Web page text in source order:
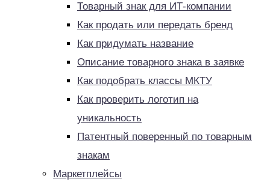
Товарный знак для ИТ-компании
Как продать или передать бренд
Как придумать название
Описание товарного знака в заявке
Как подобрать классы МКТУ
Как проверить логотип на
уникальность
Патентный поверенный по товарным
знакам
Маркетплейсы